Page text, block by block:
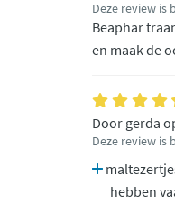
Deze review is
Beaphar
en maak de
Door gerda
Deze review is
hebben